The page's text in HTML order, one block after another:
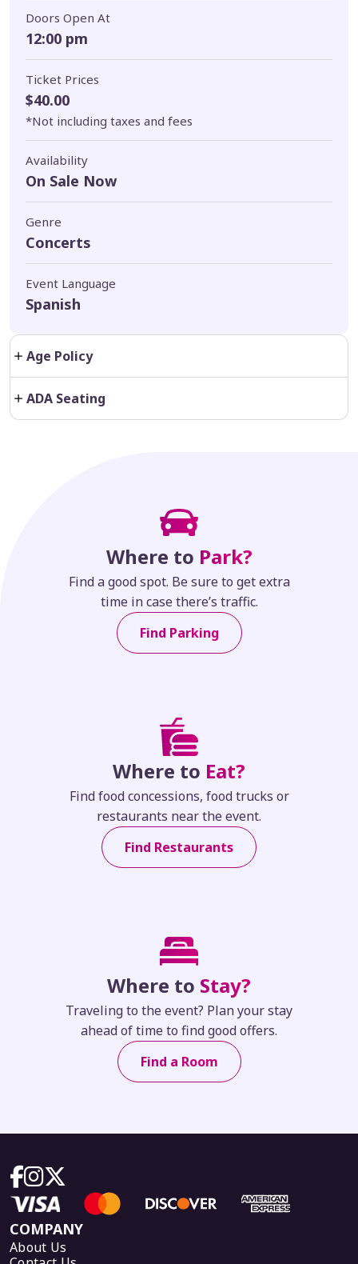
Doors Open At
12:00 pm
Ticket Prices
$40.00
*Not including taxes and fees
Availability
On Sale Now
Genre
Concerts
Event Language
Spanish
Age Policy
ADA Seating
Where to Park?
Find a good spot. Be sure to get extra
time in case there’s traffic.
Find Parking
Where to Eat?
Find food concessions, food trucks or
restaurants near the event.
Find Restaurants
Where to Stay?
Traveling to the event? Plan your stay
ahead of time to find good offers.
Find a Room
COMPANY
About Us